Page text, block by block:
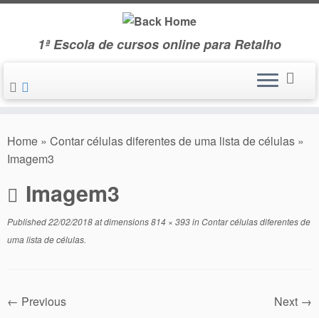
Skip
1ª Escola de cursos online para Retalho
Home » Contar células diferentes de uma lista de células »
Imagem3
Imagem3
Published22/02/2018at dimensions814 × 393inContar células diferentes de
uma lista de células.
← Previous Next →